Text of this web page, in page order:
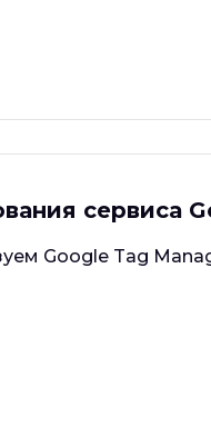
сервиса
Google Tag